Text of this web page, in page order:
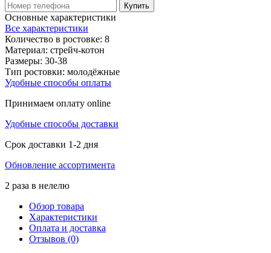
Купить
Основные характеристики
Все характеристики
Количество в ростовке: 8
Материал: стрейч-котон
Размеры: 30-38
Тип ростовки: молодёжные
Удобные способы оплаты
Принимаем оплату online
Удобные способы доставки
Срок доставки 1-2 дня
Обновление ассортимента
2 раза в нелелю
Обзор товара
Характеристики
Оплата и доставка
Отзывов (0)